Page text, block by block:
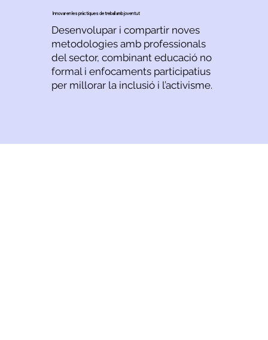
Innovar en les pràctiques de treball amb joventut
Desenvolupar i compartir noves
metodologies amb professionals
del sector, combinant educació no
formal i enfocaments participatius
per millorar la inclusió i l’activisme.